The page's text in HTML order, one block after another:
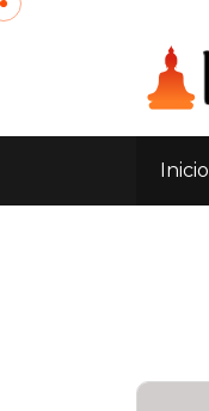
Inicio